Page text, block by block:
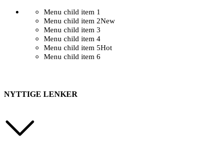
Menu child item 1
Menu child item 2New
Menu child item 3
Menu child item 4
Menu child item 5Hot
Menu child item 6
NYTTIGE LENKER